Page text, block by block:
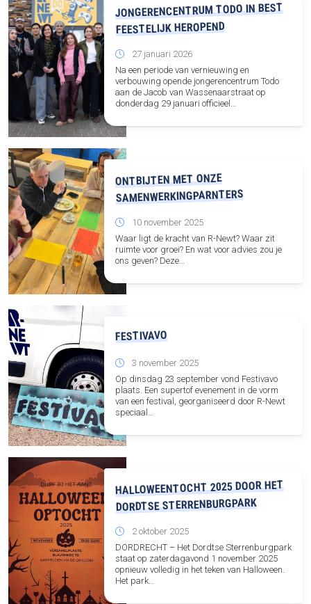
JONGERENCENTRUM TODO IN BEST
FEESTELIJK HEROPEND
27 januari 2026
Na een periode van vernieuwing en
verbouwing opende jongerencentrum Todo
aan de Jacob van Wassenaarstraat op
donderdag 29 januari officieel…
ONTBIJTEN MET ONZE
SAMENWERKINGPARNTERS
10 november 2025
Waar ligt de kracht van R-Newt? Waar zit
ruimte voor groei? En wat voor advies zou je
ons geven? Deze…
FESTIVAVO
3 november 2025
Op dinsdag 23 september vond Festivavo
plaats. Een supertof evenement in de vorm
van een festival, georganiseerd door R-Newt
speciaal…
HALLOWEENTOCHT 2025 DOOR HET
DORDTSE STERRENBURGPARK
2 oktober 2025
DORDRECHT – Het Dordtse Sterrenburgpark
staat op zaterdagavond 1 november 2025
opnieuw volledig in het teken van Halloween.
Het park…